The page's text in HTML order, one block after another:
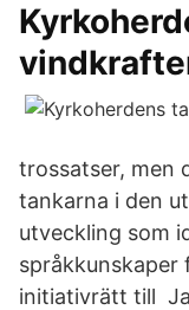
trossatser, men
tankarna i den
utveckling som
språkkunskaper
initiativrätt till